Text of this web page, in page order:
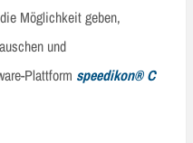
Möglichkeit geben,
und
Plattform speedikon®C